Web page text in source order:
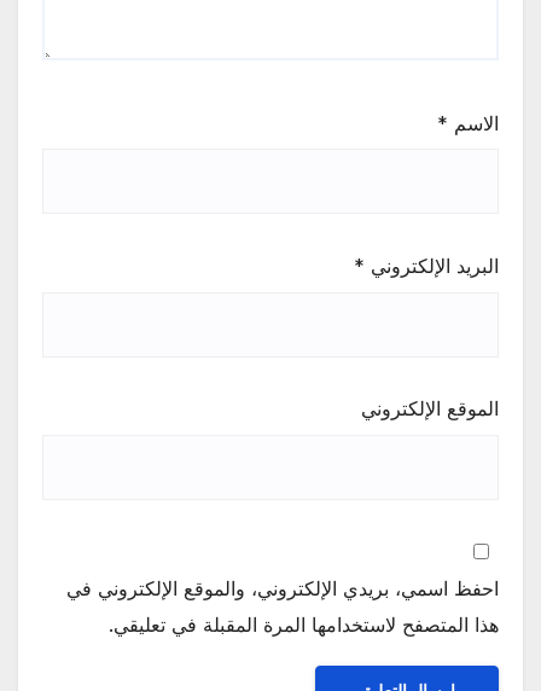
الاسم *
البريد الإلكتروني *
الموقع الإلكتروني
احفظ اسمي، بريدي الإلكتروني، والموقع الإلكتروني في
هذا المتصفح لاستخدامها المرة المقبلة في تعليقي.